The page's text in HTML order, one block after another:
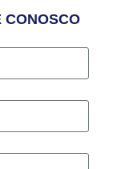
CONOSCO